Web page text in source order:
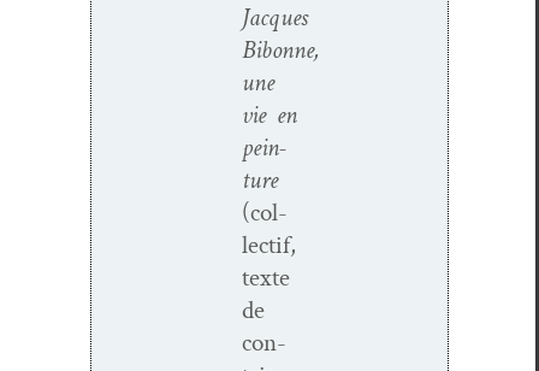
Jacques
Bibonne,
une
vie en
pein­
ture
(col­
lec­tif,
texte
de
con­